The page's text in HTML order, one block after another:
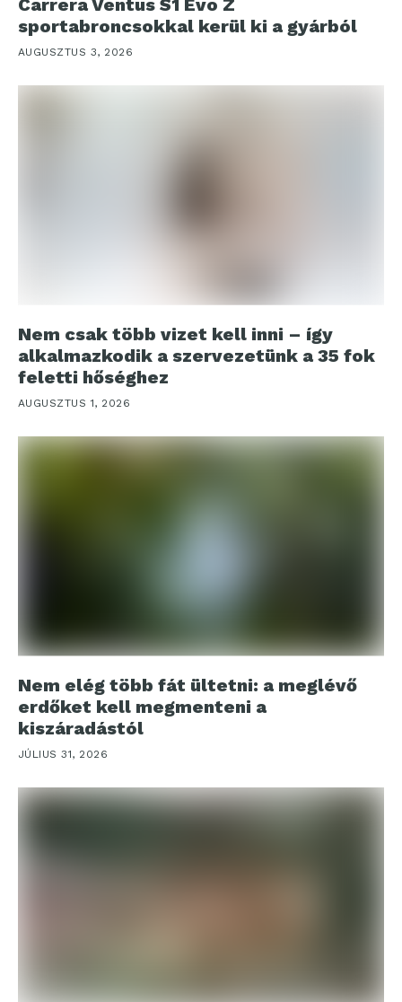
Carrera Ventus S1 Evo Z
sportabroncsokkal kerül ki a gyárból
AUGUSZTUS 3, 2026
Nem csak több vizet kell inni – így
alkalmazkodik a szervezetünk a 35 fok
feletti hőséghez
AUGUSZTUS 1, 2026
Nem elég több fát ültetni: a meglévő
erdőket kell megmenteni a
kiszáradástól
JÚLIUS 31, 2026